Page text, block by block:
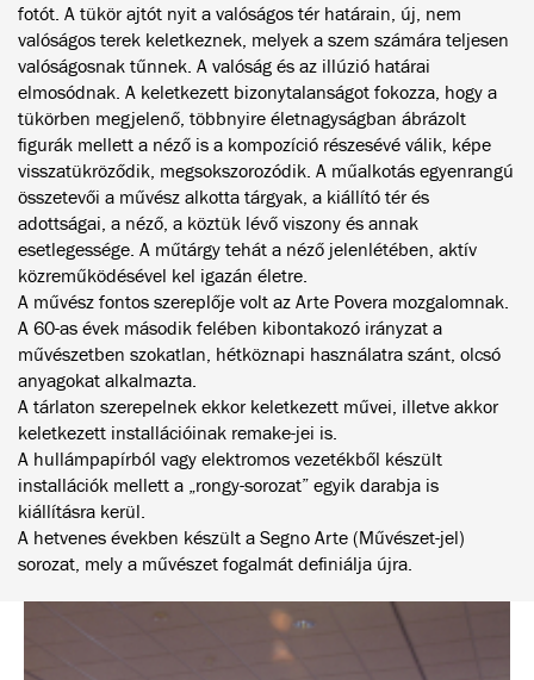
fotót. A tükör ajtót nyit a valóságos tér határain, új, nem
valóságos terek keletkeznek, melyek a szem számára teljesen
valóságosnak tűnnek. A valóság és az illúzió határai
elmosódnak. A keletkezett bizonytalanságot fokozza, hogy a
tükörben megjelenő, többnyire életnagyságban ábrázolt
figurák mellett a néző is a kompozíció részesévé válik, képe
visszatükröződik, megsokszorozódik. A műalkotás egyenrangú
összetevői a művész alkotta tárgyak, a kiállító tér és
adottságai, a néző, a köztük lévő viszony és annak
esetlegessége. A műtárgy tehát a néző jelenlétében, aktív
közreműködésével kel igazán életre.
A művész fontos szereplője volt az Arte Povera mozgalomnak.
A 60-as évek második felében kibontakozó irányzat a
művészetben szokatlan, hétköznapi használatra szánt, olcsó
anyagokat alkalmazta.
A tárlaton szerepelnek ekkor keletkezett művei, illetve akkor
keletkezett installációinak remake-jei is.
A hullámpapírból vagy elektromos vezetékből készült
installációk mellett a „rongy-sorozat” egyik darabja is
kiállításra kerül.
A hetvenes években készült a Segno Arte (Művészet-jel)
sorozat, mely a művészet fogalmát definiálja újra.